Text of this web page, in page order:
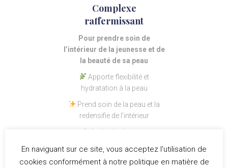
Complexe
raffermissant
Pour prendre soin de
l’intérieur de la jeunesse et de
la beauté de sa peau
Apporte flexibilité et
hydratation à la peau
Prend soin de la peau et la
redensifie de l’intérieur
Action hydratante
Complète l’action de la
En naviguant sur ce site, vous acceptez l'utilisation de
cookies conformément à notre politique en matière de